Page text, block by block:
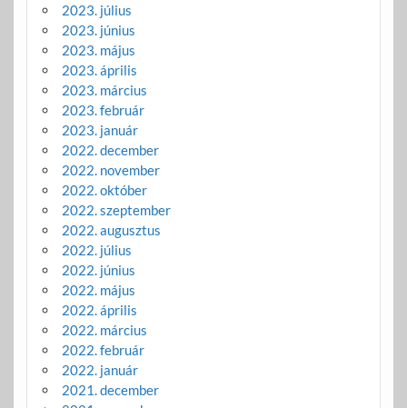
2023. július
2023. június
2023. május
2023. április
2023. március
2023. február
2023. január
2022. december
2022. november
2022. október
2022. szeptember
2022. augusztus
2022. július
2022. június
2022. május
2022. április
2022. március
2022. február
2022. január
2021. december